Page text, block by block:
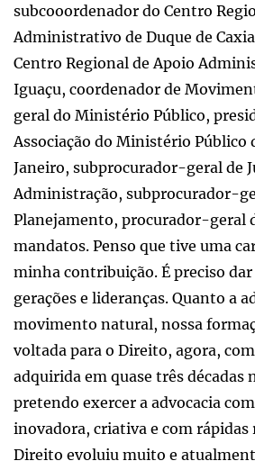
subcooordenador do Centro
Administrativo de Duque de
Centro Regional de Apoio
Iguaçu, coordenador de
geral do Ministério Público,
Associação do Ministério Público
Janeiro, subprocurador-geral de
Administração, subprocurador-
Planejamento, procurador-geral
mandatos. Penso que tive uma
minha contribuição. É preciso dar
gerações e lideranças. Quanto a
movimento natural, nossa
voltada para o Direito, agora,
adquirida em quase três décadas
pretendo exercer a advocacia
inovadora, criativa e com rápidas
Direito evoluiu muito e